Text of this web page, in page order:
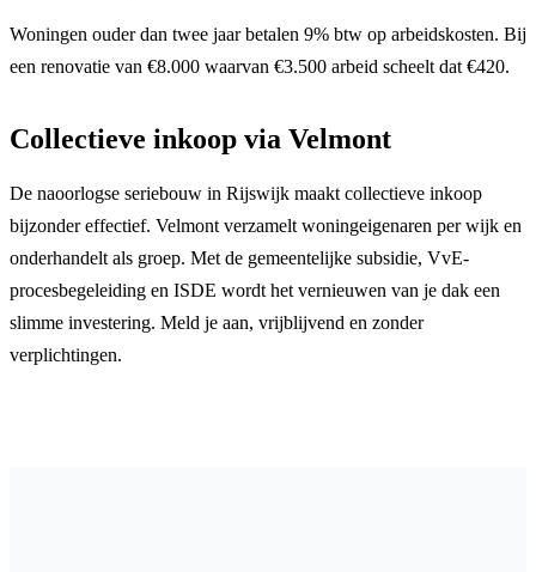
Woningen ouder dan twee jaar betalen 9% btw op arbeidskosten. Bij
een renovatie van €8.000 waarvan €3.500 arbeid scheelt dat €420.
Collectieve inkoop via Velmont
De naoorlogse seriebouw in Rijswijk maakt collectieve inkoop
bijzonder effectief. Velmont verzamelt woningeigenaren per wijk en
onderhandelt als groep. Met de gemeentelijke subsidie, VvE-
procesbegeleiding en ISDE wordt het vernieuwen van je dak een
slimme investering. Meld je aan, vrijblijvend en zonder
verplichtingen.